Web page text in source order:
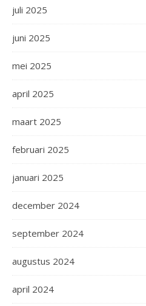
juli 2025
juni 2025
mei 2025
april 2025
maart 2025
februari 2025
januari 2025
december 2024
september 2024
augustus 2024
april 2024